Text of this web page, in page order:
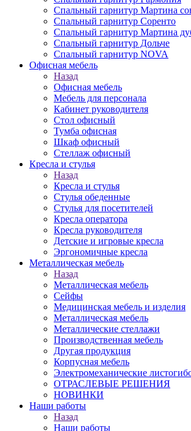
Спальный гарнитур Мартина
Спальный гарнитур Соренто
Спальный гарнитур Мартина
Спальный гарнитур Дольче
Спальный гарнитур NOVA
Офисная мебель
Назад
Офисная мебель
Мебель для персонала
Кабинет руководителя
Стол офисный
Тумба офисная
Шкаф офисный
Стеллаж офисный
Кресла и стулья
Назад
Кресла и стулья
Стулья обеденные
Стулья для посетителей
Кресла оператора
Кресла руководителя
Детские и игровые кресла
Эргономичные кресла
Металлическая мебель
Назад
Металлическая мебель
Сейфы
Медицинская мебель и изделия
Металлическая мебель
Металлические стеллажи
Производственная мебель
Другая продукция
Корпусная мебель
Электромеханические
ОТРАСЛЕВЫЕ РЕШЕНИЯ
НОВИНКИ
Наши работы
Назад
Наши работы